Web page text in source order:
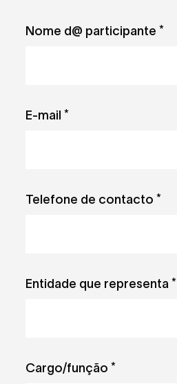
Nome d@ participante*
E-mail*
Telefone de contacto*
Entidade que representa*
Cargo/função*